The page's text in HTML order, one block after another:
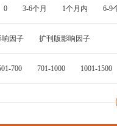
0 3-6个月 1个月内 6-9
响因子 扩刊版影响因子
700 701-1000 1001-1500